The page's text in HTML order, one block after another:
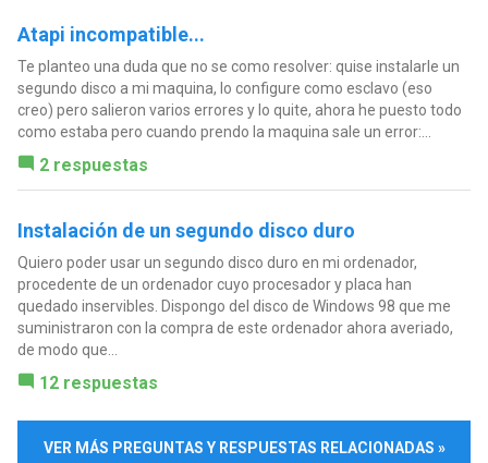
Atapi incompatible...
Te planteo una duda que no se como resolver: quise instalarle un
segundo disco a mi maquina, lo configure como esclavo (eso
creo) pero salieron varios errores y lo quite, ahora he puesto todo
como estaba pero cuando prendo la maquina sale un error:...
2 respuestas
Instalación de un segundo disco duro
Quiero poder usar un segundo disco duro en mi ordenador,
procedente de un ordenador cuyo procesador y placa han
quedado inservibles. Dispongo del disco de Windows 98 que me
suministraron con la compra de este ordenador ahora averiado,
de modo que...
12 respuestas
VER MÁS PREGUNTAS Y RESPUESTAS RELACIONADAS »